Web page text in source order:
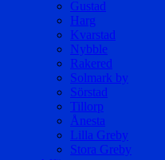
Gustad
Harg
Kvarstad
Nybble
Rakered
Solmark by
Sörstad
Tillorp
Ånesta
Lilla Greby
Stora Greby